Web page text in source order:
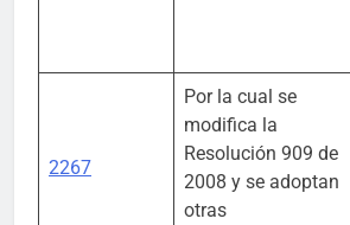
2267
Por la cual se
modifica la
Resolución 909 de
2008 y se adoptan
otras